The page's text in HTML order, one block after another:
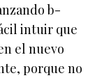
b-
intuir que
el nuevo
porque no